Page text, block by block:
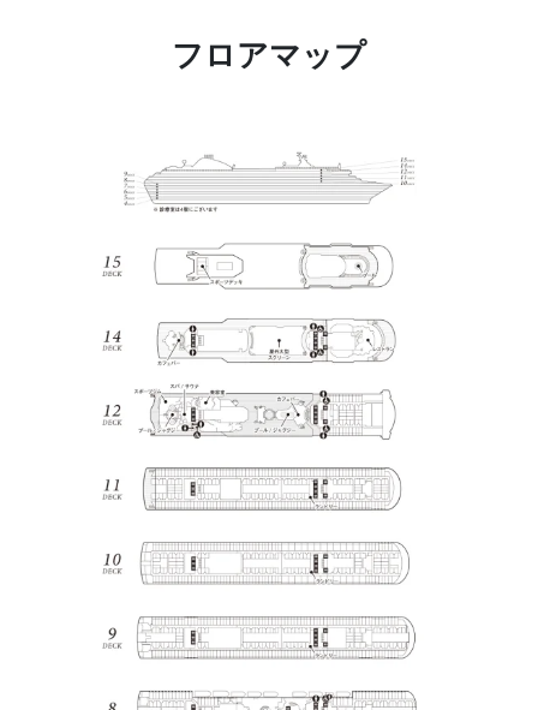
フロアマップ